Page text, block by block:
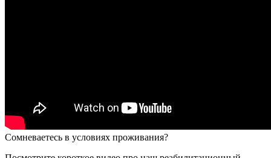
Сомневаетесь в условиях проживания?